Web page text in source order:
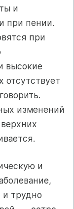
и
при пении.
при
высокие
отсутствует
изменений
и
трудно